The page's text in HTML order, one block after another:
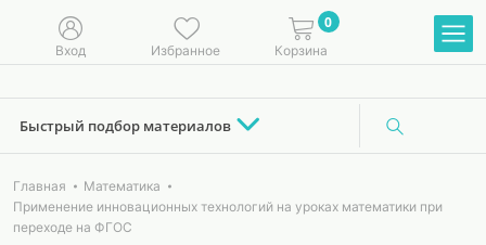
Вход Избранное
0
Корзина
Быстрый подбор материалов
Главная
Математика
Применение инновационных технологий на уроках математики при
переходе на ФГОС